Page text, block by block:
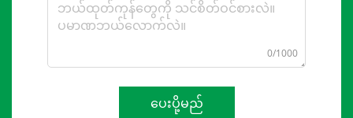
0/1000
ပေးပို့မည်